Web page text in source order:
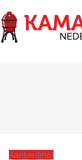
Aanbieding!